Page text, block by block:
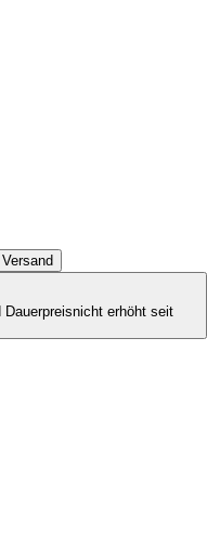
Versand
Dauerpreisnicht erhöht seit